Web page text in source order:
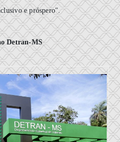
e próspero".
Detran-MS